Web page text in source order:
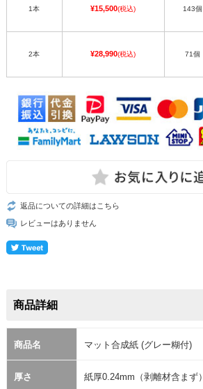
1本 ¥15,500(税込) 143個
2本 ¥28,990(税込) 71個
返品についての詳細はこちら
レビューはありません
商品詳細
商品名 マット合成紙 (グレー糊付)
厚さ 紙厚0.24mm（剥離材含まず）